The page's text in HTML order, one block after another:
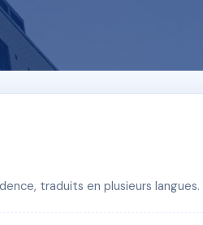
traduits en plusieurs langues.